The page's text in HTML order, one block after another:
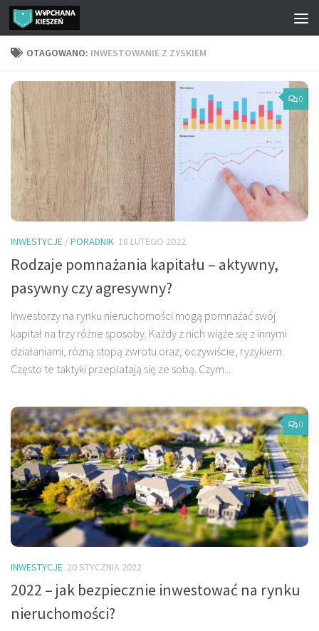
Przejdź do treści
OTAGOWANO: INWESTOWANIE Z ZYSKIEM
0
INWESTYCJE /PORADNIK 18 LUTEGO 2022
Rodzaje pomnażania kapitału – aktywny,
pasywny czy agresywny?
Inwestorzy na rynku nieruchomości mogą pomnażać swój
kapitał na trzy różne sposoby. Każdy z nich wiąże się z innymi
działaniami, różną stopą zwrotu oraz, oczywiście, ryzykiem.
Często te taktyki przeplatają się ze sobą. Czym...
0
INWESTYCJE 20 STYCZNIA 2022
2022 – jak bezpiecznie inwestować na rynku
nieruchomości?